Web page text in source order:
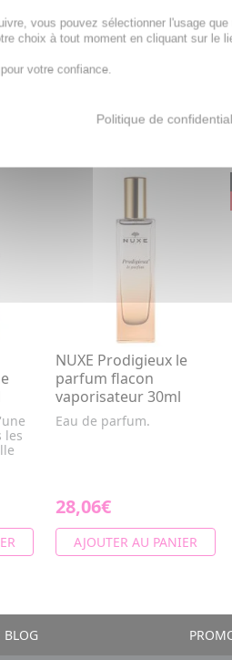
les
NUXE Prodigieux le
parfum flacon
vaporisateur 30ml
Eau de parfum.
28,06€
AJOUTER AU PANIER
BLOG
vous pouvez sélectionner l'usage
choix à tout moment en cliquant sur le
votre confiance.
Politique de